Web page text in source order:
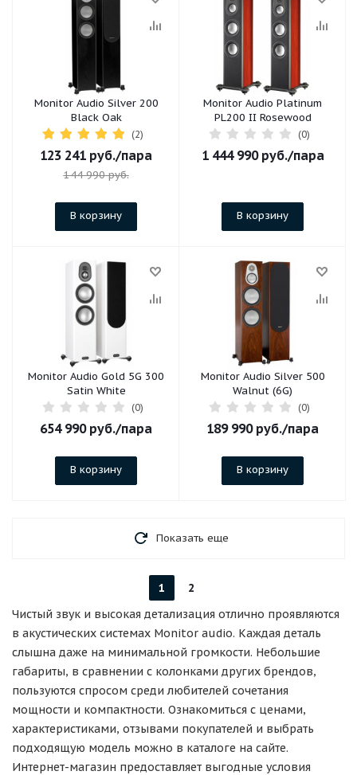
Monitor Audio Silver 200
Black Oak
(2)
123 241 руб./пара
144 990руб.
В корзину
Monitor Audio Platinum
PL200 II Rosewood
(0)
1 444 990руб./пара
В корзину
Monitor Audio Gold 5G 300
Satin White
(0)
654 990руб./пара
В корзину
Monitor Audio Silver 500
Walnut (6G)
(0)
189 990руб./пара
В корзину
Показать еще
1
2
Чистый звук и высокая детализация отлично проявляются
в акустических системах Monitor audio. Каждая деталь
слышна даже на минимальной громкости. Небольшие
габариты, в сравнении с колонками других брендов,
пользуются спросом среди любителей сочетания
мощности и компактности. Ознакомиться с ценами,
характеристиками, отзывами покупателей и выбрать
подходящую модель можно в каталоге на сайте.
Интернет-магазин предоставляет выгодные условия